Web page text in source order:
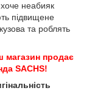
неабияк
підвищене
та роблять
магазин продає
SACHS!